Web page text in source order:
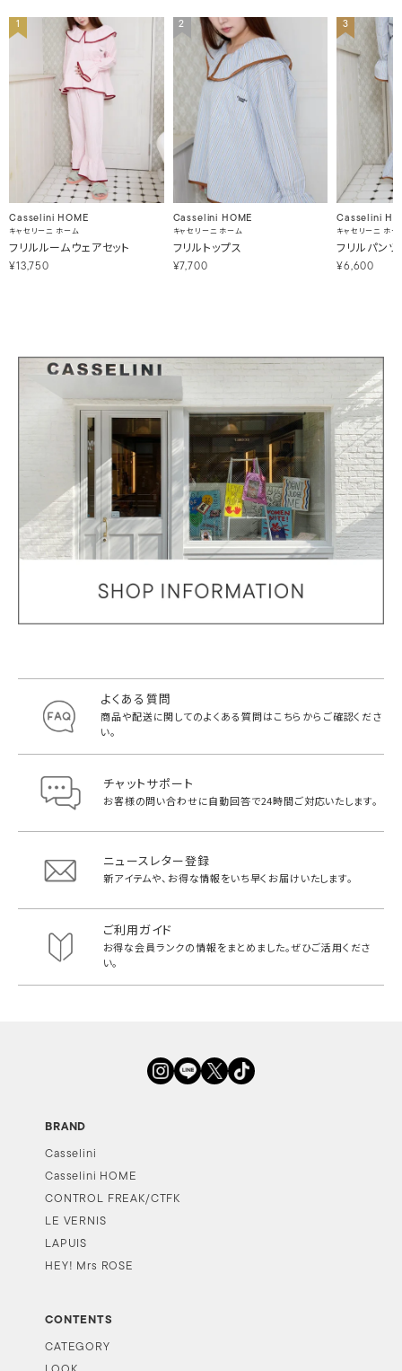
1
Casselini HOME
キャセリーニ ホーム
フリルルームウェアセット
¥13,750
2
Casselini HOME
キャセリーニ ホーム
フリルトップス
¥7,700
3
Casselini
キャセリーニ ホー
フリルパンツ
¥6,600
よくある質問
商品や配送に関してのよくある質問はこちらからご確認くださ
い。
チャットサポート
お客様の問い合わせに自動回答で24時間ご対応いたします。
ニュースレター登録
新アイテムや、お得な情報をいち早く お届けいたします。
ご利用ガイド
お得な会員ランクの情報をまとめました。ぜひご活用くださ
い。
BRAND
Casselini
Casselini HOME
CONTROL FREAK/CTFK
LE VERNIS
LAPUIS
HEY! Mrs ROSE
CONTENTS
CATEGORY